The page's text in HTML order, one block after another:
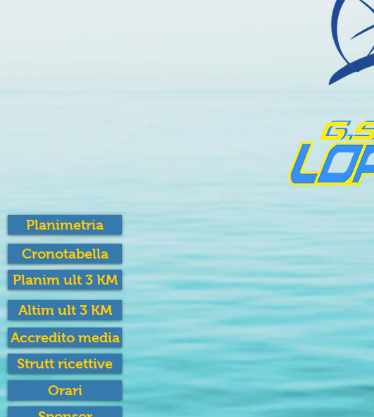
Planimetria
Cronotabella
Planim ult 3 KM
Altim ult 3 KM
Accredito media
Strutt ricettive
Orari